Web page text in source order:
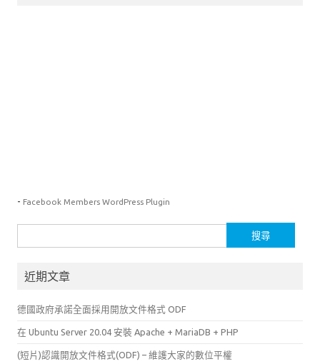
- Facebook Members WordPress Plugin
尋
鍵近期文章
德國政府承諾全面採用開放文件格式 ODF
在 Ubuntu Server 20.04 安裝 Apache + MariaDB + PHP
(短片)認識開放文件格式(ODF) – 維護大家的數位平權